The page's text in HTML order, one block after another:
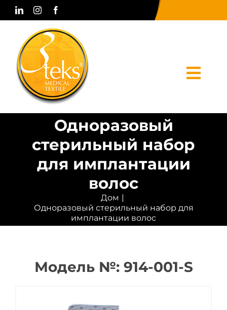
Skip
Дом
корпоративный
Продукты
Печатные СМИ
Связаться с нами
Одноразовый
стерильный набор
для имплантации
волос
Дом
Одноразовый стерильный набор для
имплантации волос
Модель №: 914-001-S